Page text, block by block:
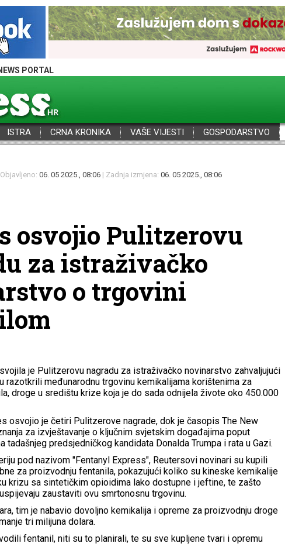
PORTAL
ISTRA CRNA KRONIKA VAŠE VIJESTI GOSPODARSTVO
Objavljeno: 06. 05 2025., 08:06 | Zadnja izmjena: 06. 05 2025., 08:06
osvojio Pulitzerovu
za istraživačko
o trgovini
je Pulitzerovu nagradu za istraživačko novinarstvo zahvaljujući
razotkrili međunarodnu trgovinu kemikalijama korištenima za
droge u središtu krize koja je do sada odnijela živote oko 450.000
osvojio je četiri Pulitzerove nagrade, dok je časopis The New
za izvještavanje o ključnim svjetskim događajima poput
tadašnjeg predsjedničkog kandidata Donalda Trumpa i rata u Gazi.
pod nazivom "Fentanyl Express", Reutersovi novinari su kupili
za proizvodnju fentanila, pokazujući koliko su kineske kemikalije
krizu sa sintetičkim opioidima lako dostupne i jeftine, te zašto
zaustaviti ovu smrtonosnu trgovinu.
tim je nabavio dovoljno kemikalija i opreme za proizvodnju droge
tri milijuna dolara.
fentanil, niti su to planirali, te su sve kupljene tvari i opremu